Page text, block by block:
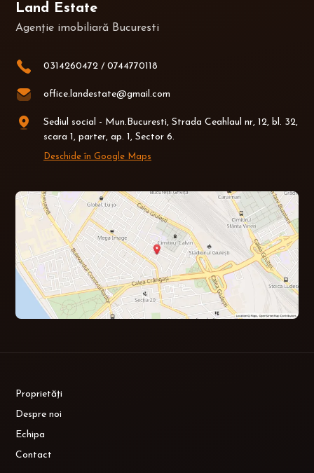
Land Estate
Agenție imobiliară Bucuresti
0314260472 / 0744770118
office.landestate@gmail.com
Sediul social - Mun.Bucuresti, Strada Ceahlaul nr, 12, bl. 32,
scara 1, parter, ap. 1, Sector 6.
Deschide în Google Maps
Proprietăți
Despre noi
Echipa
Contact